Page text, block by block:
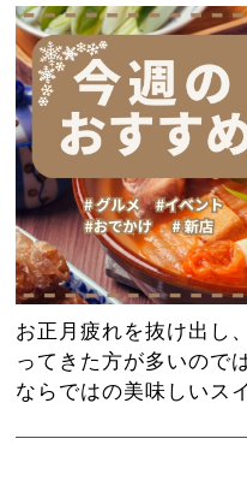
お正月疲れを抜け出し
ってきた方が多いので
ならではの美味しいス